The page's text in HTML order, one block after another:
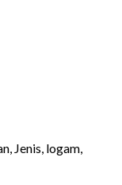
Jenis, logam,